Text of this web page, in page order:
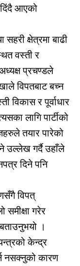
दिंदै आएको
सहरी क्षेत्रमा बाढी
वस्ती र
प्रचण्डले
विपतबाट बच्न
विकास र पूर्वाधार
लागि पार्टीको
तयार पारेको
उल्लेख गर्दै उहाँले
दिने पनि
विपत्
समीक्षा गरेर
।
केन्द्र
नसक्नुको कारण